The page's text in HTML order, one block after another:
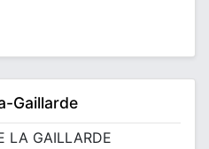
Gaillarde
LA GAILLARDE